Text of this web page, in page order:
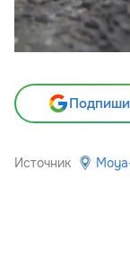
Источник